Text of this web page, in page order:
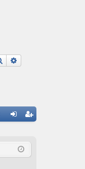
Αναζήτηση
ρα